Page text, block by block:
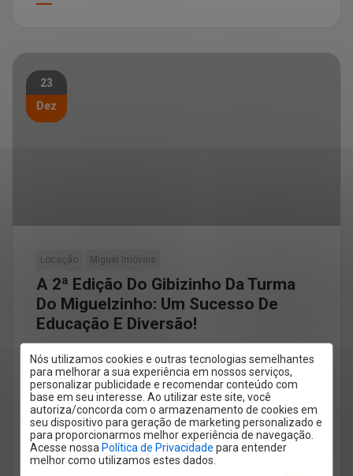
Nós utilizamos cookies e outras tecnologias semelhantes
para melhorar a sua experiência em nossos serviços,
personalizar publicidade e recomendar conteúdo com
base em seu interesse. Ao utilizar este site, você
autoriza/concorda com o armazenamento de cookies em
seu dispositivo para geração de marketing personalizado e
para proporcionarmos melhor experiência de navegação.
Acesse nossa Política de Privacidade para entender
melhor como utilizamos estes dados.
23
Dez
Locação Miguel Imóveis
A 2ª Edição Do Gibizinho Da Turma
Do Miguelzinho: Um Sucesso De
Educação E Diversão!
Estamos radiantes em anunciar o sucesso da 2ª
edição do Gibizinho da Turma do Miguelzinho!
Pensado para educar e entreter, […]